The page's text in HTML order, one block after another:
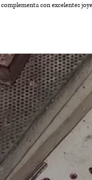
con excelentes